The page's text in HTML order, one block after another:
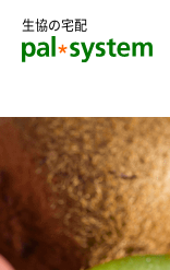
生協の宅配